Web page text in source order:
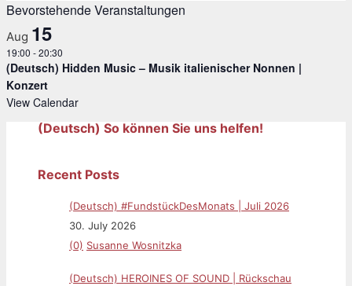
Bevorstehende Veranstaltungen
Aug 15
19:00 -20:30
(Deutsch) Hidden Music – Musik italienischer Nonnen |
Konzert
View Calendar
(Deutsch) So können Sie uns helfen!
Recent Posts
(Deutsch) #FundstückDesMonats | Juli 2026
30. July 2026
(0) Susanne Wosnitzka
(Deutsch) HEROINES OF SOUND | Rückschau